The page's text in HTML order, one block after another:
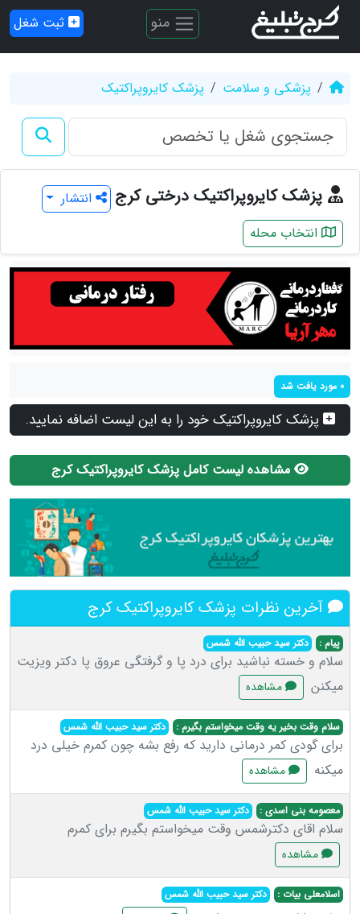
منو ثبت شغل
پزشکی و سلامت پزشک کایروپراکتیک
پزشک کایروپراکتیک درختی کرج
انتشار
انتخاب محله
0 مورد یافت شد
پزشک کایروپراکتیک خود را به این لیست اضافه نمایید.
مشاهده لیست کامل پزشک کایروپراکتیک کرج
آخرین نظرات پزشک کایروپراکتیک کرج
پیام : دکتر سید حبیب الله شمس
سلام و خسته نباشید برای درد پا و گرفتگی عروق پا دکتر ویزیت
میکنن
مشاهده
سلام وقت بخیر یه وقت میخواستم بگیرم : دکتر سید حبیب الله شمس
برای گودی کمر درمانی دارید که رفع بشه چون کمرم خیلی درد
میکنه
مشاهده
معصومه بنی اسدی : دکتر سید حبیب الله شمس
سلام اقای دکترشمس وقت میخواستم بگیرم برای کمرم
مشاهده
اسلامعلی بیات : دکتر سید حبیب الله شمس